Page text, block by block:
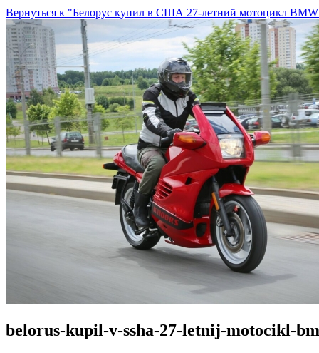
Вернуться к "Белорус купил в США 27-летний мотоцикл
belorus-kupil-v-ssha-27-letnij-motocikl-